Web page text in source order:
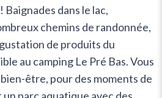
dans le lac,
chemins de randonnée,
de produits du
au camping Le Pré Bas. Vous
être, pour des moments de